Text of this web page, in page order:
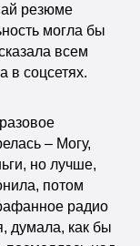
резюме
могла бы
всем
в соцсетях.
– Могу,
но лучше,
потом
радио
думала, как бы